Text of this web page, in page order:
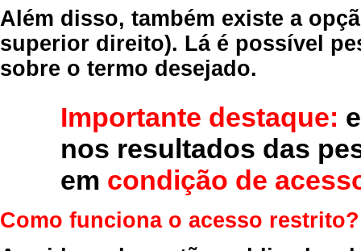
Além disso, também existe a
superior direito). Lá é possível
sobre o termo desejado.
Importante destaque:
nos resultados das
em condição de
Como funciona o acesso restrito?